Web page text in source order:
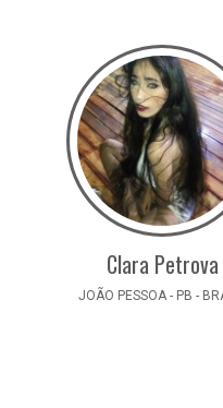
Clara Petrova
JOÃO PESSOA - PB -